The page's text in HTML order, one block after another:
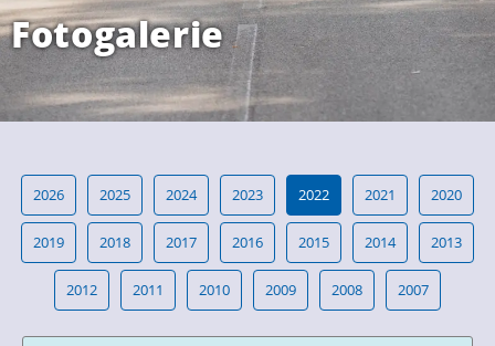
Fotogalerie
2026 2025 2024 2023 2022 2021 2020
2019 2018 2017 2016 2015 2014 2013
2012 2011 2010 2009 2008 2007